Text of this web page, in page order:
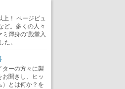
！ ページビュ
ど。多くの人々
渾身の“殿堂入
。
ーの方々に製
聞きし、ヒッ
）とは何か？を